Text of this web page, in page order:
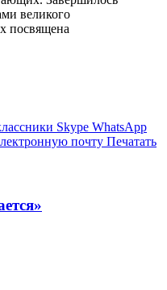
великого
посвящена
Skype WhatsApp
почту Печатать